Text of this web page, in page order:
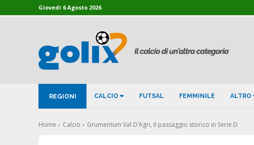
Giovedì 6 Agosto 2026
REGIONI CALCIO FUTSAL FEMMINILE ALTRO
Home Calcio Grumentum Val D’Agri, il passaggio storico in Serie D